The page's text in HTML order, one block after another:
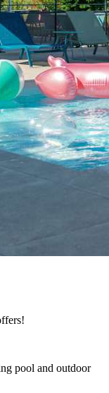
pool and outdoor